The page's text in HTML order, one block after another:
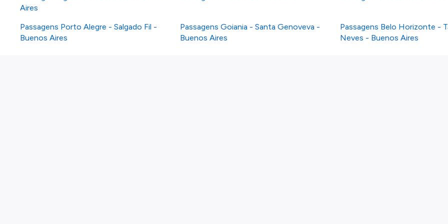
Aires
Passagens Porto Alegre - Salgado Fil -
Buenos Aires
Passagens Goiania - Santa Genoveva -
Buenos Aires
Passagens Belo Horizonte -
Neves - Buenos Aires